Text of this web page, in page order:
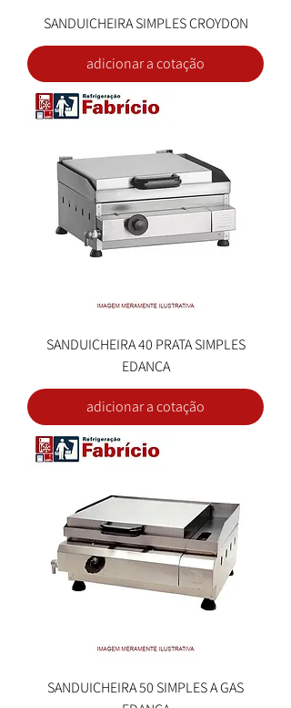
SANDUICHEIRA SIMPLES CROYDON
adicionar a cotação
SANDUICHEIRA 40 PRATA SIMPLES
EDANCA
adicionar a cotação
SANDUICHEIRA 50 SIMPLES A GAS